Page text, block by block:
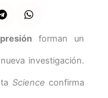
forman un
investigación.
Science confirma